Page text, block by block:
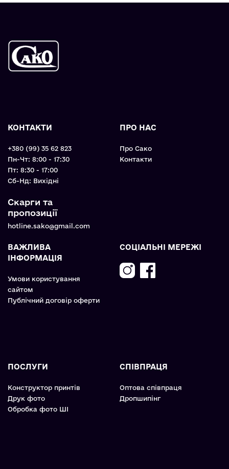
КОНТАКТИ
+380 (99) 35 62 823
Пн-Чт: 8:00 - 17:30
Пт: 8:30 - 17:00
Cб-Нд: Вихідні
Скарги та
пропозиції
hotline.sako@gmail.com
ПРО НАС
Про Сако
Контакти
ВАЖЛИВА
ІНФОРМАЦІЯ
Умови користування
сайтом
Публічний договір оферти
СОЦІАЛЬНІ МЕРЕЖІ
ПОСЛУГИ
Конструктор принтів
Друк фото
Обробка фото ШІ
СПІВПРАЦЯ
Оптова співпраця
Дропшипінг